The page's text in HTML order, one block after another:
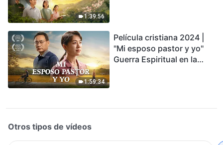
1:39:56
1:59:34
Película cristiana 2024 |
"Mi esposo pastor y yo"
Guerra Espiritual en la
Otros tipos de vídeos